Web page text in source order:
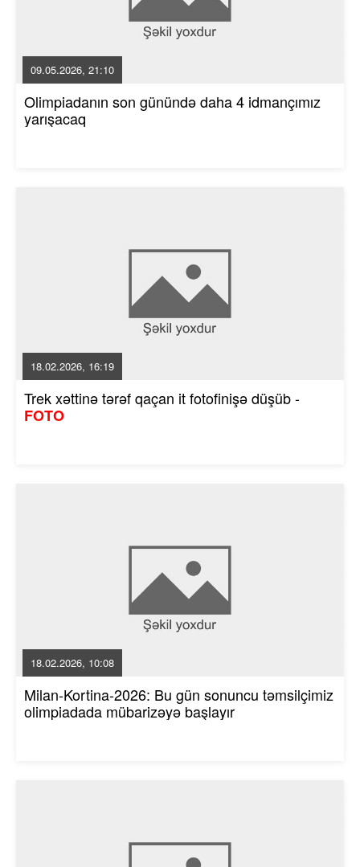
09.05.2026, 21:10
Olimpiadanın son günündə daha 4 idmançımız
yarışacaq
18.02.2026, 16:19
Trek xəttinə tərəf qaçan it fotofinişə düşüb -
FOTO
18.02.2026, 10:08
Milan-Kortina-2026: Bu gün sonuncu təmsilçimiz
olimpiadada mübarizəyə başlayır